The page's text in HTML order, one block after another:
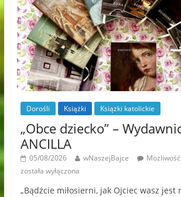
Dorośli Książki Książki katolickie
„Obce dziecko” –
ANCILLA
05/08/2026 wNaszejBajce
została wyłączona
„Bądźcie miłosierni, jak Ojciec wasz jest